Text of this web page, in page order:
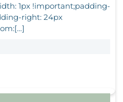
1px !important;padding-
right: 24px